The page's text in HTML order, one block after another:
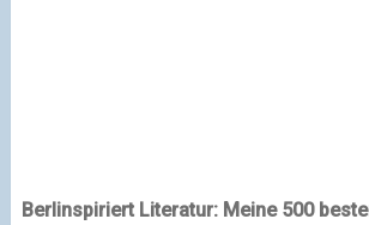
Berlinspiriert Literatur: Meine 500